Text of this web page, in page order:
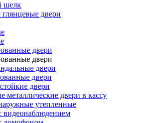
шелк
двери
двери
двери
двери
двери
двери
металлические двери в кассу
утепленные
видеонаблюдением